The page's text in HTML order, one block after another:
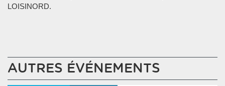
LOISINORD.
AUTRES ÉVÉNEMENTS